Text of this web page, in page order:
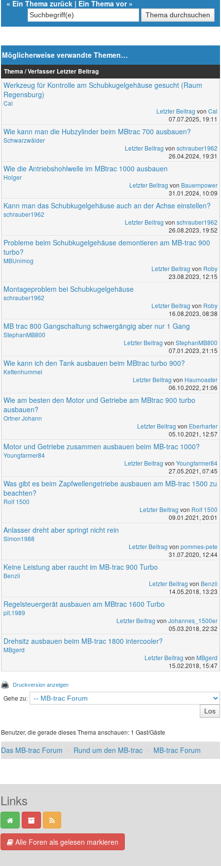
« Ein Thema zurück | Ein Thema vor»
Möglicherweise verwandte Themen…
Thema / Verfasser Letzter Beitrag
Werkzeug für Kontrolle am Schubkugelgehäuse gesucht (Raum
Regensburg)
Cal
Letzter Beitrag von Cal
07.07.2025, 19:11
Wie kann man die Hubzylinder beim MBtrac 700 ausbauen?
Schwarzwälder
Letzter Beitrag von schrauber1962
26.04.2024, 19:31
Wie die Antriebshohlwelle im MBtrac 1000 ausbauen
Holger
Letzter Beitrag von Bauernpower
31.01.2024, 10:09
Kann man das Schubkugelgehäuse auch an der Achse einstellen?
schrauber1962
Letzter Beitrag von schrauber1962
26.08.2023, 19:52
Probleme beim Schubkugelgehäuse demontieren am MB-trac 900
turbo?
MBUnimog
Letzter Beitrag von Roby
23.08.2023, 12:15
Montageproblem bei Schubkugelgehäuse
schrauber1962
Letzter Beitrag von Roby
16.08.2023, 08:38
MB trac 800 Gangschaltung schwergängig aber nur 1 Gang
StephanMB800
Letzter Beitrag von StephanMB800
07.01.2023, 21:15
Wie kann ich den Tank ausbauen beim MBtrac turbo 900?
Kettenhummel
Letzter Beitrag von Haumoaster
06.10.2022, 21:06
Wie am besten den Motor und Getriebe am MBtrac 900 turbo
ausbauen?
Ortner Johann
Letzter Beitrag von Eberharter
05.10.2021, 12:57
Motor und Getriebe zusammen ausbauen beim MB-trac 1000?
Youngfarmer84
Letzter Beitrag von Youngfarmer84
27.05.2021, 07:45
Was gibt es beim Zapfwellengetriebe ausbauen am MB-trac 1500 zu
beachten?
Rolf 1500
Letzter Beitrag von Rolf 1500
09.01.2021, 20:01
Anlasser dreht aber springt nicht rein
Simon1988
Letzter Beitrag von pommes-pete
31.07.2020, 12:44
Keine Leistung aber raucht im MB-trac 900 Turbo
Benzii
Letzter Beitrag von Benzii
14.05.2018, 13:23
Regelsteuergerät ausbauen am MBtrac 1600 Turbo
pit.1989
Letzter Beitrag von Johannes_1500er
05.03.2018, 22:32
Drehsitz ausbauen beim MB-trac 1800 intercooler?
MBgerd
Letzter Beitrag von MBgerd
15.02.2018, 15:47
Druckversion anzeigen
Gehe zu:
Benutzer, die gerade dieses Thema anschauen: 1 Gast/Gäste
Das MB-trac Forum Rund um den MB-trac MB-trac Forum
Links
Alle Foren als gelesen markieren